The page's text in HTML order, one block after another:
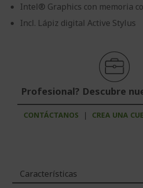
Intel® Graphics con memoria
Incl. Lápiz digital Active Stylus
Profesional? Descubre
CONTÁCTANOS | CREA UNA
Características